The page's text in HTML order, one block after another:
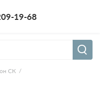
19-68
СК